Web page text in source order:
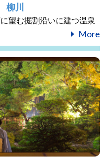
柳川
望む掘割沿いに建つ温泉
More